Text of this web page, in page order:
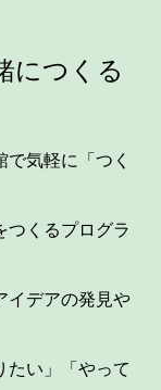
につくる
気軽に「つく
つくるプログラ
イデアの発見や
たい」「やって